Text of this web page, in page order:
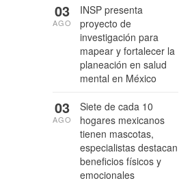
INSP presenta
proyecto de
investigación para
mapear y fortalecer la
planeación en salud
mental en México
03
AGO
Siete de cada 10
hogares mexicanos
tienen mascotas,
especialistas destacan
beneficios físicos y
emocionales
03
AGO